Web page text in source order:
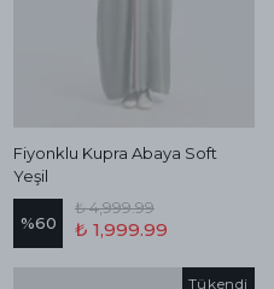
Fiyonklu Kupra Abaya Soft
Yeşil
%60
₺ 4,999.99
₺ 1,999.99
Tükendi